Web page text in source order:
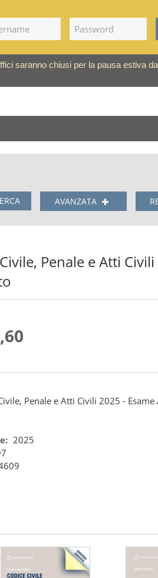
saranno chiusi per la pausa estiva
AVANZATA
Penale e Atti
Penale e Atti Civili 2025 - Esame
2025